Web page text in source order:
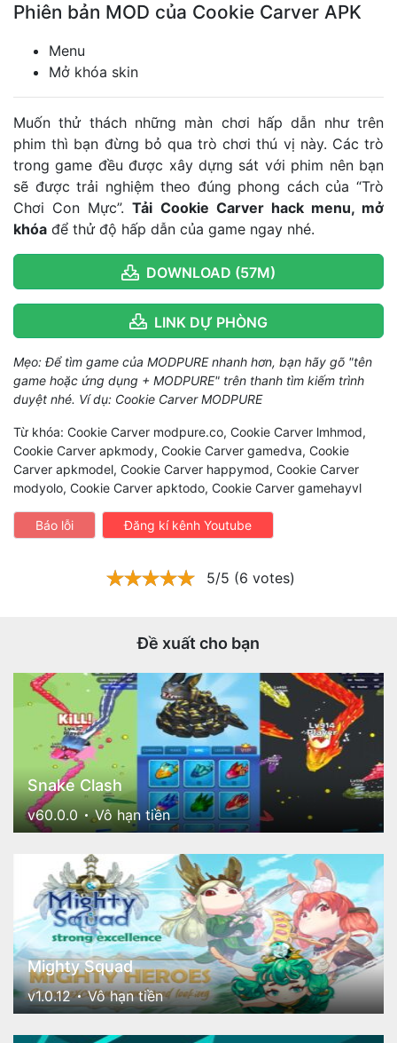
Phiên bản MOD của Cookie Carver APK
Menu
Mở khóa skin
Muốn thử thách những màn chơi hấp dẫn như trên
phim thì bạn đừng bỏ qua trò chơi thú vị này. Các trò
trong game đều được xây dựng sát với phim nên bạn
sẽ được trải nghiệm theo đúng phong cách của “Trò
Chơi Con Mực”.Tải Cookie Carver hack menu, mở
khóa để thử độ hấp dẫn của game ngay nhé.
DOWNLOAD (57M)
LINK DỰ PHÒNG
Mẹo: Để tìm game của MODPURE nhanh hơn, bạn hãy gõ "tên
game hoặc ứng dụng + MODPURE" trên thanh tìm kiếm trình
duyệt nhé. Ví dụ: Cookie Carver MODPURE
Từ khóa: Cookie Carver modpure.co, Cookie Carver lmhmod,
Cookie Carver apkmody, Cookie Carver gamedva, Cookie
Carver apkmodel, Cookie Carver happymod, Cookie Carver
modyolo, Cookie Carver apktodo, Cookie Carver gamehayvl
Báo lỗi Đăng kí kênh Youtube
5/5 (6 votes)
Đề xuất cho bạn
Snake Clash
v60.0.0 Vô hạn tiền
Mighty Squad
v1.0.12 Vô hạn tiền